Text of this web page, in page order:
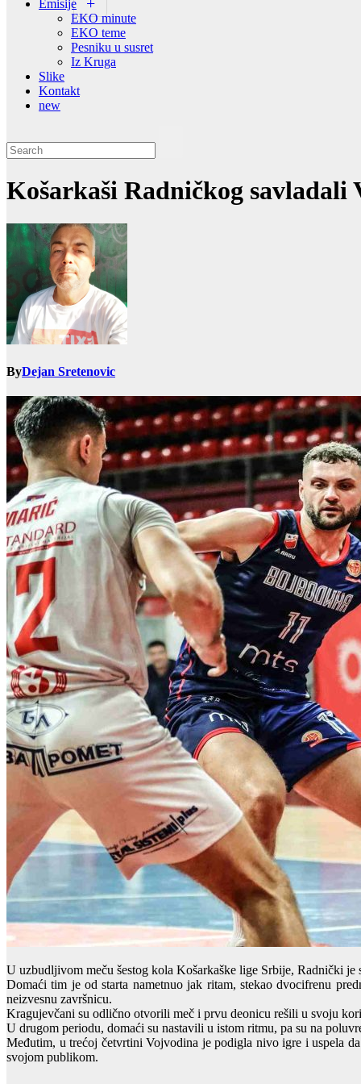
Emisije
EKO minute
EKO teme
Pesniku u susret
Iz Kruga
Slike
Kontakt
new
Košarkaši Radničkog savladali
ByDejan Sretenovic
U uzbudljivom meču šestog kola Košarkaške lige Srbije, Radnički je
Domaći tim je od starta nametnuo jak ritam, stekao dvocifrenu
neizvesnu završnicu.
Kragujevčani su odlično otvorili meč i prvu deonicu rešili u svoju
U drugom periodu, domaći su nastavili u istom ritmu, pa su na
Međutim, u trećoj četvrtini Vojvodina je podigla nivo igre i uspela
svojom publikom.